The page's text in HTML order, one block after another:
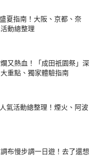
夏指南！大阪、京都、奈
動總整理
爛又熱血！「成田祇園祭」深
重點、獨家體驗指南
氣活動總整理！煙火、阿波
調布慢步調一日遊！去了還想